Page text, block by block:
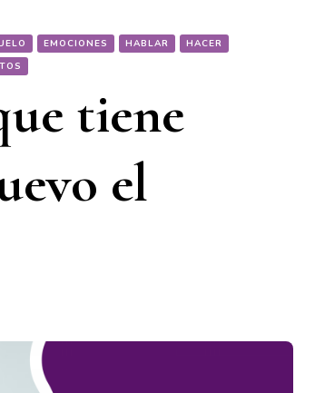
EMOCIONES HABLAR
HACER
tiene
el